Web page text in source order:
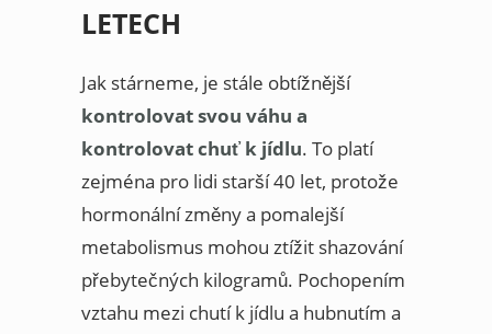
LETECH
Jak stárneme, je stále obtížnější
kontrolovat svou váhu a
kontrolovat chuť k jídlu. To platí
zejména pro lidi starší 40 let, protože
hormonální změny a pomalejší
metabolismus mohou ztížit shazování
přebytečných kilogramů. Pochopením
vztahu mezi chutí k jídlu a hubnutím a